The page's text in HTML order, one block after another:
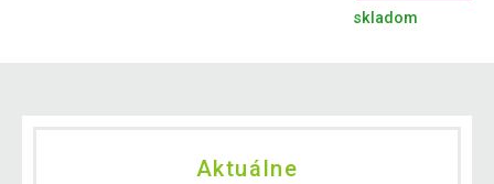
skladom
Aktuálne